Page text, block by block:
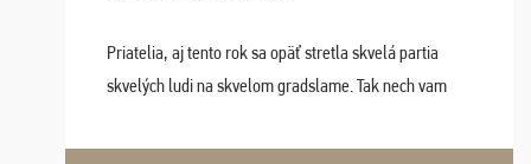
Priatelia, aj tento rok sa opäť stretla skvelá partia
skvelých ludi na skvelom gradslame. Tak nech vam
sa na budúci rok. Prajem vam este veľa ta ...